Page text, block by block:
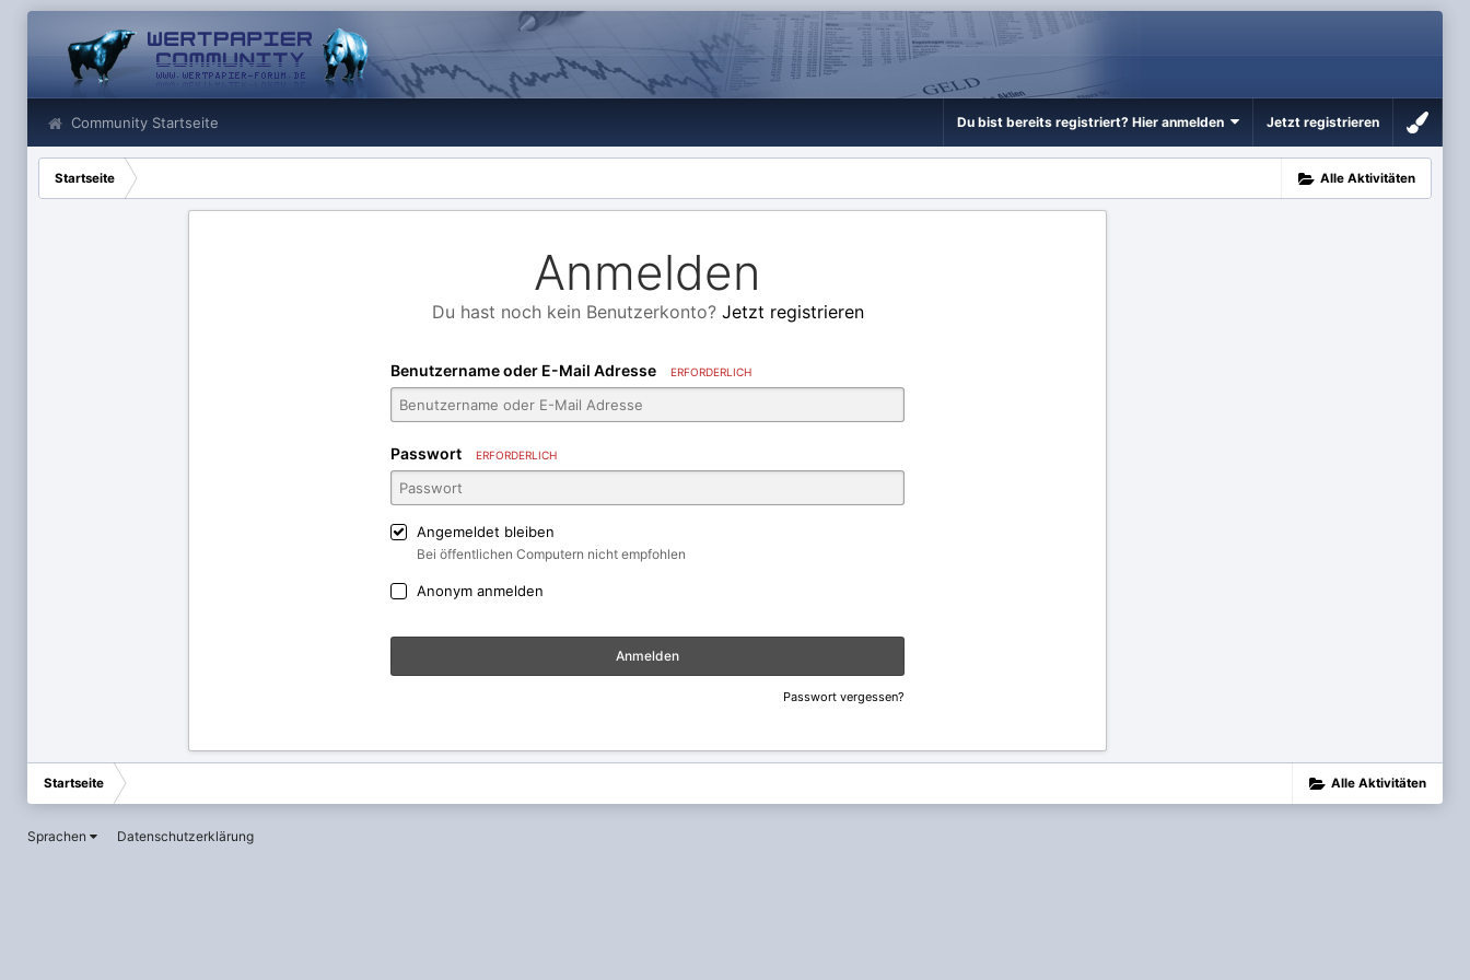
Community Startseite Du bist bereits registriert? Hier anmelden Jetzt registrieren
Alle Aktivitäten
Startseite
Anmelden
Du hast noch kein Benutzerkonto? Jetzt registrieren
Benutzername oder E-Mail Adresse ERFORDERLICH
Passwort ERFORDERLICH
Angemeldet bleiben
Bei öffentlichen Computern nicht empfohlen
Anonym anmelden
Anmelden
Passwort vergessen?
Alle Aktivitäten
Startseite
Sprachen Datenschutzerklärung